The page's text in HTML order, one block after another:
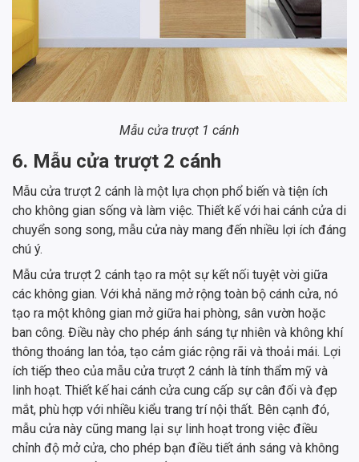
Mẫu cửa trượt 1 cánh
6. Mẫu cửa trượt 2 cánh
Mẫu cửa trượt 2 cánh là một lựa chọn phổ biến và tiện ích
cho không gian sống và làm việc. Thiết kế với hai cánh cửa di
chuyển song song, mẫu cửa này mang đến nhiều lợi ích đáng
chú ý.
Mẫu cửa trượt 2 cánh tạo ra một sự kết nối tuyệt vời giữa
các không gian. Với khả năng mở rộng toàn bộ cánh cửa, nó
tạo ra một không gian mở giữa hai phòng, sân vườn hoặc
ban công. Điều này cho phép ánh sáng tự nhiên và không khí
thông thoáng lan tỏa, tạo cảm giác rộng rãi và thoải mái. Lợi
ích tiếp theo của mẫu cửa trượt 2 cánh là tính thẩm mỹ và
linh hoạt. Thiết kế hai cánh cửa cung cấp sự cân đối và đẹp
mắt, phù hợp với nhiều kiểu trang trí nội thất. Bên cạnh đó,
mẫu cửa này cũng mang lại sự linh hoạt trong việc điều
chỉnh độ mở cửa, cho phép bạn điều tiết ánh sáng và không